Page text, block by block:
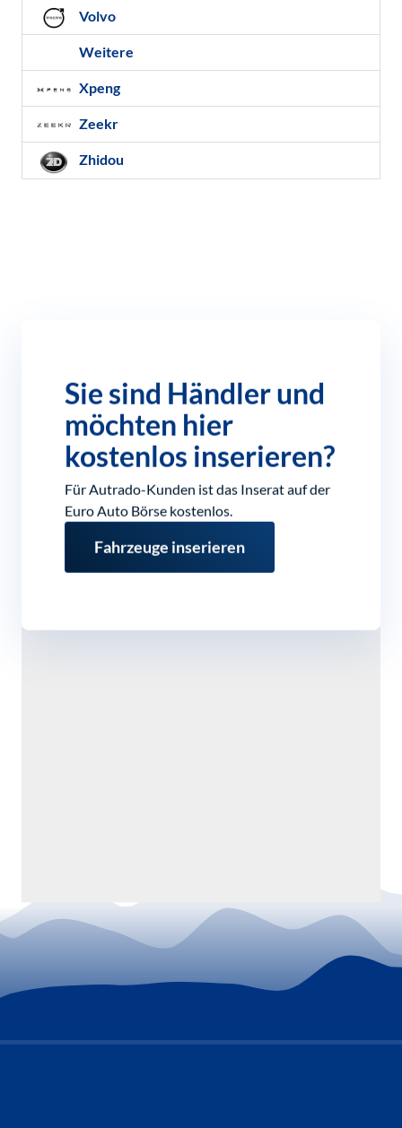
Volvo
Weitere
Xpeng
Zeekr
Zhidou
Sie sind Händler und
möchten hier
kostenlos inserieren?
Für Autrado-Kunden ist das Inserat auf der
Euro Auto Börse kostenlos.
Fahrzeuge inserieren